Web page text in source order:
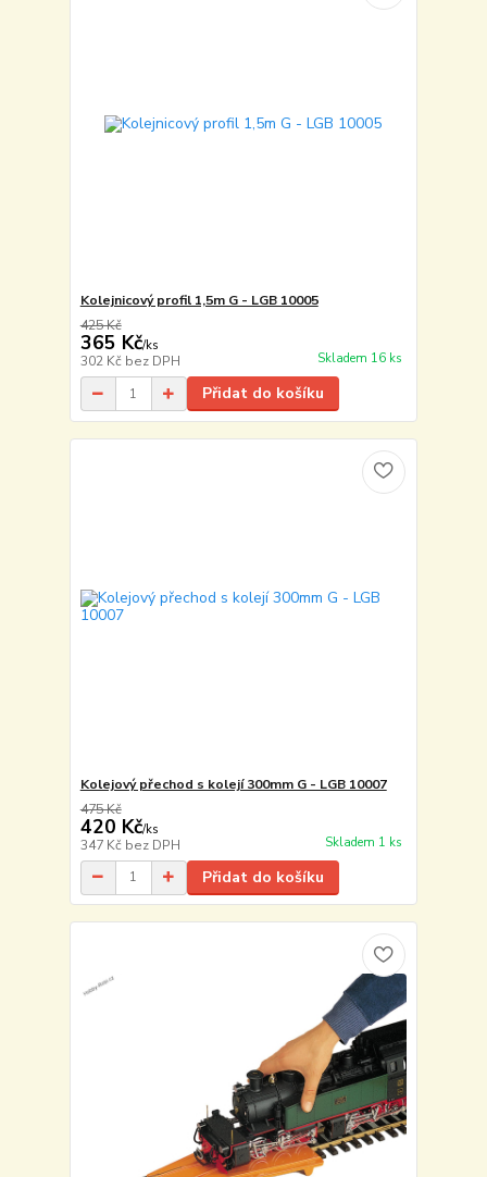
Kolejnicový profil 1,5m G - LGB 10005
425 Kč
365 Kč/ks
302 Kč bez DPH Skladem 16 ks
Přidat do košíku
Kolejový přechod s kolejí 300mm G - LGB 10007
475 Kč
420 Kč/ks
347 Kč bez DPH Skladem 1 ks
Přidat do košíku